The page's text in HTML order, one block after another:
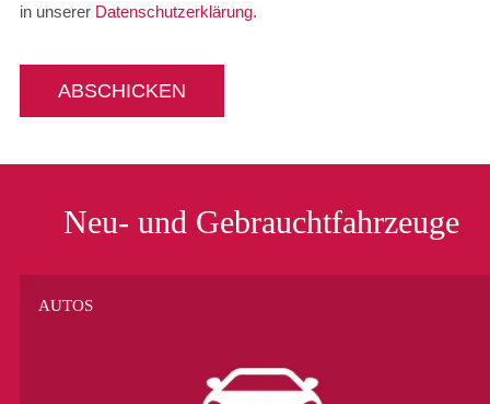
in unserer Datenschutzerklärung.
Neu- und Gebrauchtfahrzeuge
AUTOS